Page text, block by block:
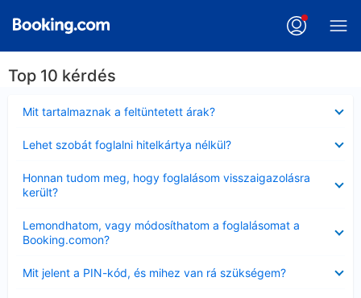
Top 10 kérdés
Mit tartalmaznak a feltüntetett árak?
Lehet szobát foglalni hitelkártya nélkül?
Honnan tudom meg, hogy foglalásom visszaigazolásra
került?
Lemondhatom, vagy módosíthatom a foglalásomat a
Booking.comon?
Mit jelent a PIN-kód, és mihez van rá szükségem?